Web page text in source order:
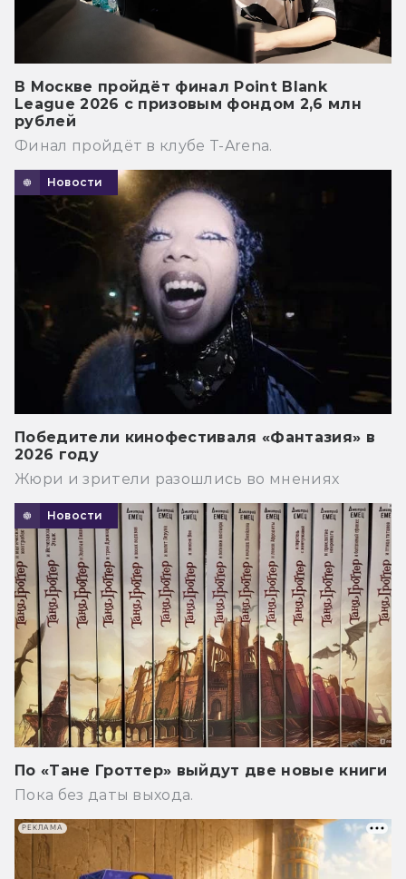
В Москве пройдёт финал Point Blank
League 2026 с призовым фондом 2,6 млн
рублей
Финал пройдёт в клубе T-Arena.
Новости
Победители кинофестиваля «Фантазия» в
2026 году
Жюри и зрители разошлись во мнениях
Новости
По «Тане Гроттер» выйдут две новые книги
Пока без даты выхода.
РЕКЛАМА